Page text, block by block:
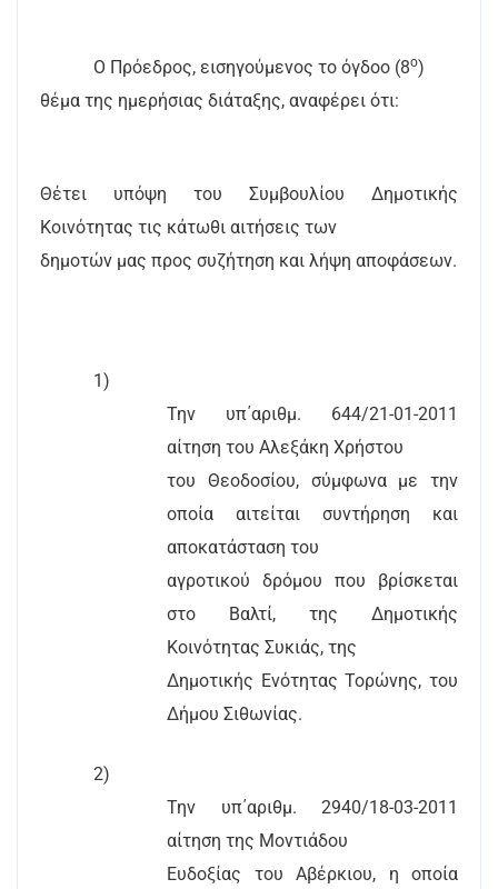
Ο Πρόεδρος, εισηγούμενος το όγδοο (8ο)
θέμα της ημερήσιας διάταξης, αναφέρει ότι:
Θέτει υπόψη του Συμβουλίου Δημοτικής
Κοινότητας τις κάτωθι αιτήσεις των
δημοτών μας προς συζήτηση και λήψη αποφάσεων.
1)
Την υπ΄αριθμ. 644/21-01-2011
αίτηση του Αλεξάκη Χρήστου
του Θεοδοσίου, σύμφωνα με την
οποία αιτείται συντήρηση και
αποκατάσταση του
αγροτικού δρόμου που βρίσκεται
στο Βαλτί, της Δημοτικής
Κοινότητας Συκιάς, της
Δημοτικής Ενότητας Τορώνης, του
Δήμου Σιθωνίας.
2)
Την υπ΄αριθμ. 2940/18-03-2011
αίτηση της Μοντιάδου
Ευδοξίας του Αβέρκιου, η οποία